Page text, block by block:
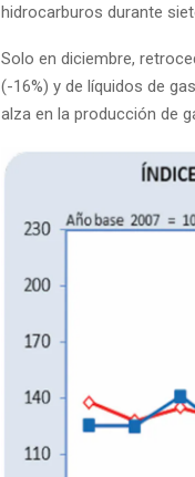
hidrocarburos durante
Solo en diciembre,
(-16%) y de líquidos de
alza en la producción de